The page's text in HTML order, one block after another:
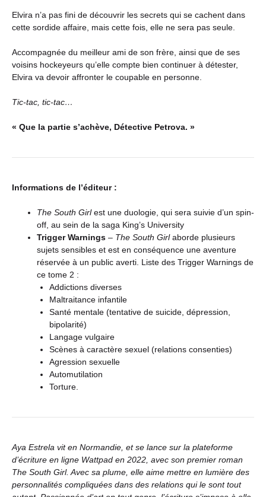
Elvira n’a pas fini de découvrir les secrets qui se cachent dans
cette sordide affaire, mais cette fois, elle ne sera pas seule.
Accompagnée du meilleur ami de son frère, ainsi que de ses
voisins hockeyeurs qu’elle compte bien continuer à détester,
Elvira va devoir affronter le coupable en personne.
Tic-tac, tic-tac…
« Que la partie s’achève, Détective Petrova. »
Informations de l’éditeur :
The South Girlest une duologie, qui sera suivie d’un spin-
off, au sein de la saga King’s University
Trigger Warnings – The South Girlaborde plusieurs
sujets sensibles et est en conséquence une aventure
réservée à un public averti. Liste des Trigger Warnings de
ce tome 2 :
Addictions diverses
Maltraitance infantile
Santé mentale (tentative de suicide, dépression,
bipolarité)
Langage vulgaire
Scènes à caractère sexuel (relations consenties)
Agression sexuelle
Automutilation
Torture.
Aya Estrela vit en Normandie, et se lance sur la plateforme
d’écriture en ligne Wattpad en 2022, avec son premier roman
The South Girl. Avec sa plume, elle aime mettre en lumière des
personnalités compliquées dans des relations qui le sont tout